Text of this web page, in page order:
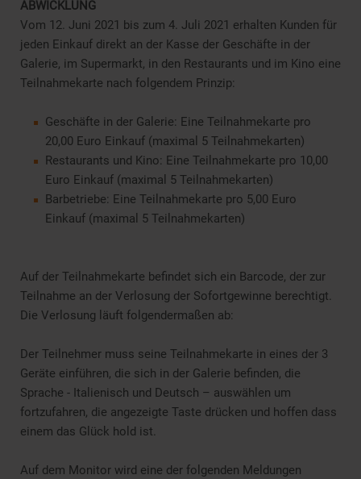
ABWICKLUNG
Vom 12. Juni 2021 bis zum 4. Juli 2021 erhalten Kunden für
jeden Einkauf direkt an der Kasse der Geschäfte in der
Galerie, im Supermarkt, in den Restaurants und im Kino eine
Teilnahmekarte nach folgendem Prinzip:
Geschäfte in der Galerie: Eine Teilnahmekarte pro
20,00 Euro Einkauf (maximal 5 Teilnahmekarten)
Restaurants und Kino: Eine Teilnahmekarte pro 10,00
Euro Einkauf (maximal 5 Teilnahmekarten)
Barbetriebe: Eine Teilnahmekarte pro 5,00 Euro
Einkauf (maximal 5 Teilnahmekarten)
Auf der Teilnahmekarte befindet sich ein Barcode, der zur
Teilnahme an der Verlosung der Sofortgewinne berechtigt.
Die Verlosung läuft folgendermaßen ab:
Der Teilnehmer muss seine Teilnahmekarte in eines der 3
Geräte einführen, die sich in der Galerie befinden, die
Sprache - Italienisch und Deutsch – auswählen um
fortzufahren, die angezeigte Taste drücken und hoffen dass
einem das Glück hold ist.
Auf dem Monitor wird eine der folgenden Meldungen